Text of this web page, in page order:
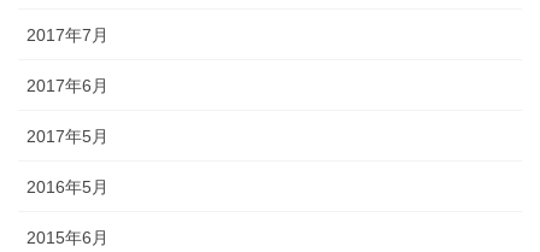
2017年7月
2017年6月
2017年5月
2016年5月
2015年6月
ったものを「こぶた」といいます。
◆「あえのこと」とは？・・・・・「あえのこと」は毎年12月5日
今年一年の収穫に感謝する田の神様の祭りです。ごちそうを盛った
しされると信じられており、しの後「田の神送り」と言って、2月9
日に再び同様の「あえのこと」が行われます。